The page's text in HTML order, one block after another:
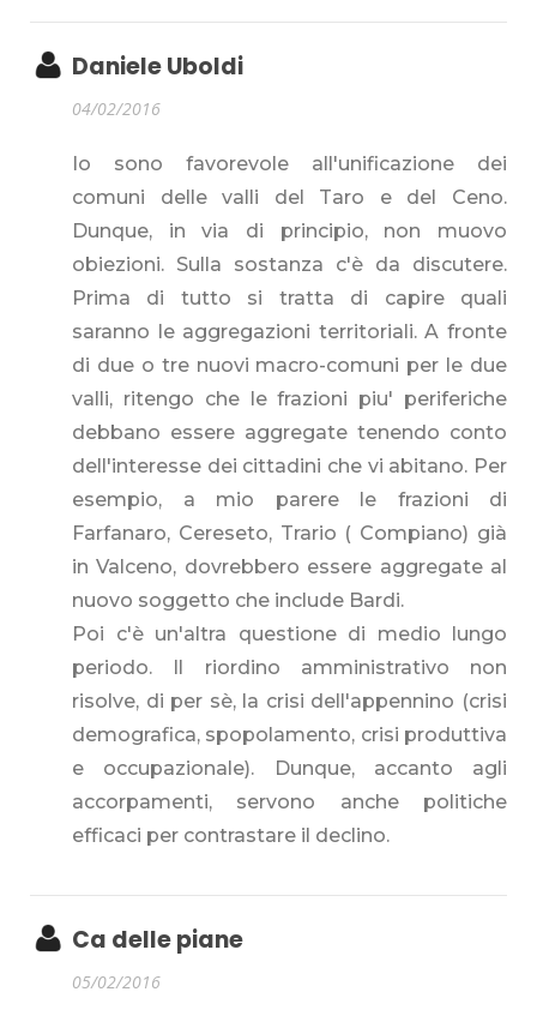
Daniele Uboldi
04/02/2016
Io sono favorevole all'unificazione dei
comuni delle valli del Taro e del Ceno.
Dunque, in via di principio, non muovo
obiezioni. Sulla sostanza c'è da discutere.
Prima di tutto si tratta di capire quali
saranno le aggregazioni territoriali. A fronte
di due o tre nuovi macro-comuni per le due
valli, ritengo che le frazioni piu' periferiche
debbano essere aggregate tenendo conto
dell'interesse dei cittadini che vi abitano. Per
esempio, a mio parere le frazioni di
Farfanaro, Cereseto, Trario ( Compiano) già
in Valceno, dovrebbero essere aggregate al
nuovo soggetto che include Bardi.
Poi c'è un'altra questione di medio lungo
periodo. Il riordino amministrativo non
risolve, di per sè, la crisi dell'appennino (crisi
demografica, spopolamento, crisi produttiva
e occupazionale). Dunque, accanto agli
accorpamenti, servono anche politiche
efficaci per contrastare il declino.
Ca delle piane
05/02/2016